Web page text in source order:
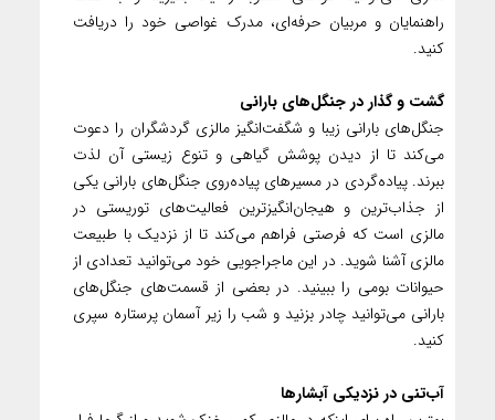
راهنمایان و مربیان حرفه‌ای، مدرک غواصی خود را دریافت
کنید.
گشت و گذار در جنگل‌های بارانی
جنگل‌های بارانی زیبا و شگفت‌انگیز مالزی گردشگران را دعوت
می‌کند تا از دیدن پوشش گیاهی و تنوع زیستی آن لذت
ببرند. پیاده‌گردی در مسیرهای پیاده‌روی جنگل‌های بارانی یکی
از جذاب‌ترین و هیجان‌انگیزترین فعالیت‌های توریستی در
مالزی است که فرصتی فراهم می‌کند تا از نزدیک با طبیعت
مالزی آشنا شوید. در این ماجراجویی خود می‌توانید تعدادی از
حیوانات بومی را ببینید. در بعضی از قسمت‌های جنگل‌های
بارانی می‌توانید چادر بزنید و شب را زیر آسمان پرستاره سپری
کنید.
آب‌تنی در نزدیکی آبشارها